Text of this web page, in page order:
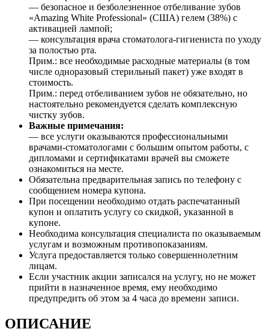
— безопасное и безболезненное отбеливание зубов
«Amazing White Professional» (США) гелем (38%) с
активацией лампой;
— консультация врача стоматолога-гигиениста по уходу
за полостью рта.
Прим.: все необходимые расходные материалы (в том
числе одноразовый стерильный пакет) уже входят в
стоимость.
Прим.: перед отбеливанием зубов не обязательно, но
настоятельно рекомендуется сделать комплексную
чистку зубов.
Важные примечания:
— все услуги оказываются профессиональными
врачами-стоматологами с большим опытом работы, с
дипломами и сертификатами врачей вы сможете
ознакомиться на месте.
Обязательна предварительная запись по телефону с
сообщением номера купона.
При посещении необходимо отдать распечатанный
купон и оплатить услугу со скидкой, указанной в
купоне.
Необходима консультация специалиста по оказываемым
услугам и возможным противопоказаниям.
Услуга предоставляется только совершеннолетним
лицам.
Если участник акции записался на услугу, но не может
прийти в назначенное время, ему необходимо
предупредить об этом за 4 часа до времени записи.
ОПИСАНИЕ